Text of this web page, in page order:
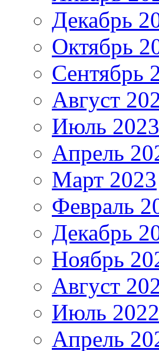
Декабрь
Октябрь
Сентябрь
Август
Июль 2023
Апрель
Март 2023
Февраль
Декабрь
Ноябрь
Август
Июль 2022
Апрель